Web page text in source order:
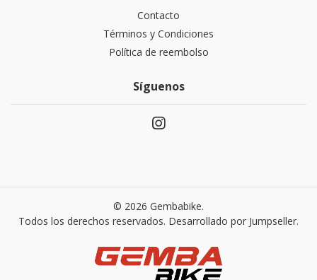
Contacto
Términos y Condiciones
Política de reembolso
Síguenos
© 2026 Gembabike.
Todos los derechos reservados. Desarrollado por Jumpseller.